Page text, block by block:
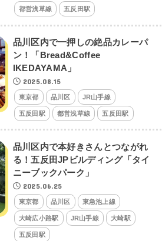
都営浅草線 五反田駅
品川区内で一押しの絶品カレーパ
ン！「Bread&Coffee
IKEDAYAMA」
2025.08.15
東京都 品川区 JR山手線
五反田駅 都営浅草線 五反田駅
品川区内で本好きさんとつながれ
る！五反田JPビルディング「タイ
ニーブックパーク」
2025.06.25
東京都 品川区 東急池上線
大崎広小路駅 JR山手線 大崎駅
五反田駅